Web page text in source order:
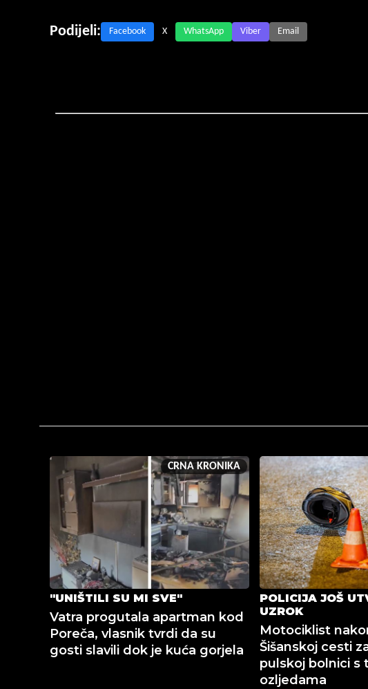
Podijeli: Facebook X WhatsApp Viber Email
CRNA KRONIKA
"UNIŠTILI SU MI SVE"
Vatra progutala apartman kod
Poreča, vlasnik tvrdi da su
gosti slavili dok je kuća gorjela
POLICIJA JOŠ
UZROK
Motociklist
Šišanskoj cesti
pulskoj bolnici s
ozljedama